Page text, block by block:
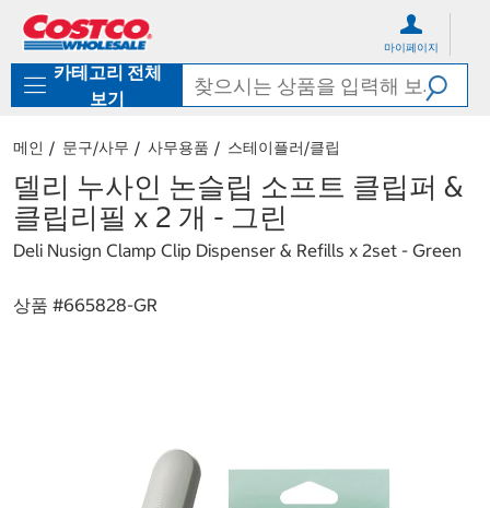
로
기
가
마이페이지
카테고리 전체
보기
메인 문구/사무 사무용품 스테이플러/클립
델리 누사인 논슬립 소프트 클립퍼 &
클립리필 x 2 개 - 그린
Deli Nusign Clamp Clip Dispenser & Refills x 2set - Green
상품 #665828-GR